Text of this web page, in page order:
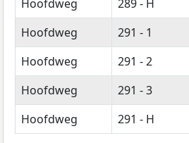
Hoofdweg
289 - H
Hoofdweg
291 - 1
Hoofdweg
291 - 2
Hoofdweg
291 - 3
Hoofdweg
291 - H